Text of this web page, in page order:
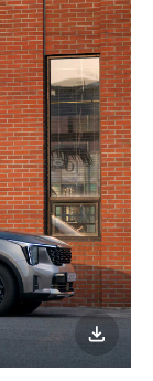
이미지
다운로드